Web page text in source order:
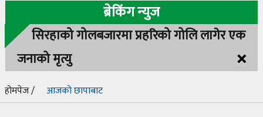
ब्रेकिंग न्युज
सिरहाको गोलबजारमा प्रहरिको गोलि लागेर एक
जनाको मृत्यु
×
होमपेज / आजको छापाबाट